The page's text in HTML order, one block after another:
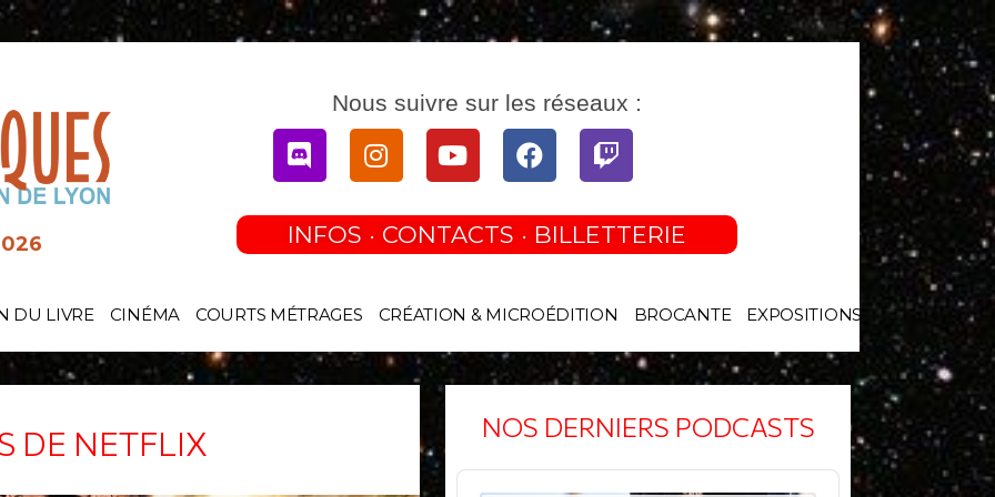
Nous suivre sur les réseaux :
DiscordInstagramYoutubeFacebookTwitch
INFOS · CONTACTS · BILLETTERIE
DU LIVRE CINÉMA COURTS MÉTRAGES CRÉATION & MICROÉDITION BROCANTE EXPOSITIONS
DE NETFLIX NOS DERNIERS PODCASTS
Audio